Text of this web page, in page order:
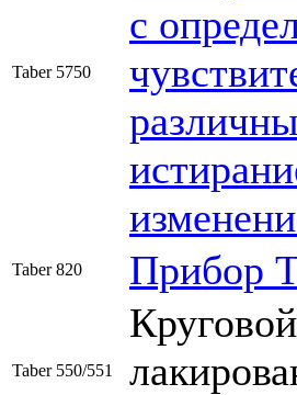
Taber 5750
с
Taber 820 Прибор
Taber 550/551